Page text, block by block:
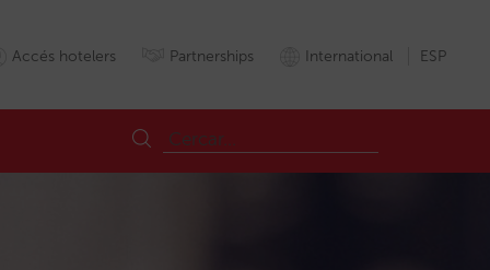
Accés hotelers Partnerships International ESP